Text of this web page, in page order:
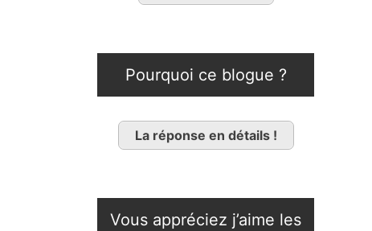
Pourquoi ce blogue ?
La réponse en détails !
Vous appréciez j’aime les